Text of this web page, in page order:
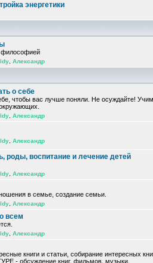
энергетики
философией
Александр
о себе
чтобы вас лучше поняли. Не осуждайте!
Александр
Александр
роды, воспитание и лечение детей
Александр
в семье, создание семьи.
Александр
всем
Александр
книги и статьи, собирание интересных
- обсуждение книг, фильмов, музыки.